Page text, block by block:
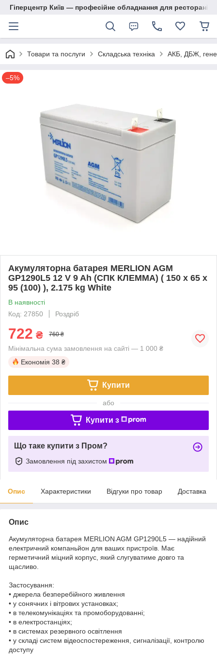
Гіперцентр Київ — професійне обладнання для ресторанів,
Товари та послуги Складська техніка АКБ, ДБЖ,
–5%
Акумуляторна батарея MERLION AGM
GP1290L5 12 V 9 Ah (СПК КЛЕММА) ( 150 x 65 x
95 (100) ), 2.175 kg White
В наявності
Код: 27850
Роздріб
722 ₴ 760 ₴
Мінімальна сума замовлення на сайті — 1 000 ₴
Економія 38 ₴
Купити
або
Купити з
Що таке купити з Пром?
Замовлення під захистом
Опис Характеристики Відгуки про товар Доставка
Опис
Акумуляторна батарея MERLION AGM GP1290L5 — надійний
електричний компаньйон для ваших пристроїв. Має
герметичний міцний корпус, який слугуватиме довго та
щасливо.
Застосування:
• джерела безперебійного живлення
• у сонячних і вітрових установках;
• в телекомунікаціях та промоборудованні;
• в електростанціях;
• в системах резервного освітлення
• у складі систем відеоспостереження, сигналізації, контролю
доступу